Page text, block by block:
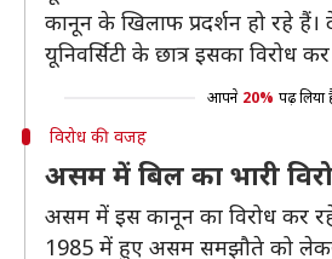
कानून के खिलाफ प्रदर्शन हो रहे
यूनिवर्सिटी के छात्र इसका विरोध
आपने 20% पढ़ लिया
विरोध की वजह
असम में बिल का भारी
असम में इस कानून का विरोध कर
1985 में हुए असम समझौते को लेकर